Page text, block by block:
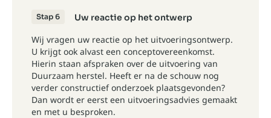
Stap 6 Uw reactie op het ontwerp
Wij vragen uw reactie op het uitvoeringsontwerp.
U krijgt ook alvast een conceptovereenkomst.
Hierin staan afspraken over de uitvoering van
Duurzaam herstel. Heeft er na de schouw nog
verder constructief onderzoek plaatsgevonden?
Dan wordt er eerst een uitvoeringsadvies gemaakt
en met u besproken.